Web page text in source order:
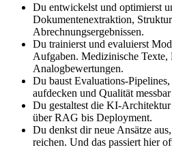
Du entwickelst und optimierst
Dokumentenextraktion,
Abrechnungsergebnissen.
Du trainierst und evaluierst
Aufgaben. Medizinische Texte,
Analogbewertungen.
Du baust Evaluations-
aufdecken und Qualität
Du gestaltest die KI-
über RAG bis Deployment.
Du denkst dir neue Ansätze
reichen. Und das passiert hier